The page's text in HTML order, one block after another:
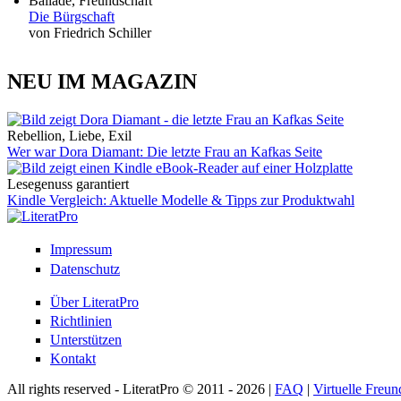
Die Bürgschaft
von Friedrich Schiller
NEU IM MAGAZIN
Rebellion, Liebe, Exil
Wer war Dora Diamant: Die letzte Frau an Kafkas Seite
Lesegenuss garantiert
Kindle Vergleich: Aktuelle Modelle & Tipps zur Produktwahl
Impressum
Datenschutz
Über LiteratPro
Richtlinien
Unterstützen
Kontakt
All rights reserved - LiteratPro © 2011 - 2026 | FAQ | Virtuelle